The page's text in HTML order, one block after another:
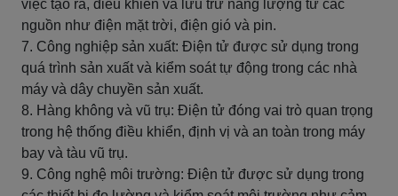
việc tạo ra, điều khiển và lưu trữ năng lượng từ các
nguồn như điện mặt trời, điện gió và pin.
7. Công nghiệp sản xuất: Điện tử được sử dụng trong
quá trình sản xuất và kiểm soát tự động trong các nhà
máy và dây chuyền sản xuất.
8. Hàng không và vũ trụ: Điện tử đóng vai trò quan trọng
trong hệ thống điều khiển, định vị và an toàn trong máy
bay và tàu vũ trụ.
9. Công nghệ môi trường: Điện tử được sử dụng trong